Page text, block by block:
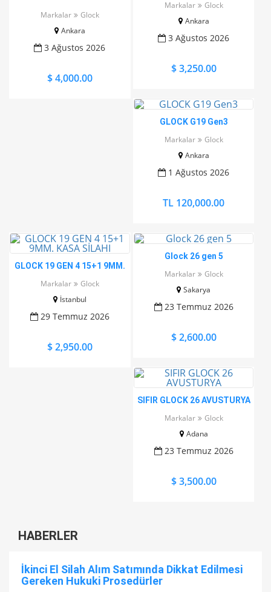
Markalar
Glock
Ankara
3 Ağustos 2026
$ 4,000.00
Markalar
Glock
Ankara
3 Ağustos 2026
$ 3,250.00
GLOCK G19 Gen3
Markalar
Glock
Ankara
1 Ağustos 2026
TL 120,000.00
GLOCK 19 GEN 4 15+1 9MM.
Markalar
Glock
İstanbul
29 Temmuz 2026
$ 2,950.00
Glock 26 gen 5
Markalar
Glock
Sakarya
23 Temmuz 2026
$ 2,600.00
SIFIR GLOCK 26 AVUSTURYA
Markalar
Glock
Adana
23 Temmuz 2026
$ 3,500.00
HABERLER
İkinci El Silah Alım Satımında Dikkat Edilmesi
Gereken Hukuki Prosedürler